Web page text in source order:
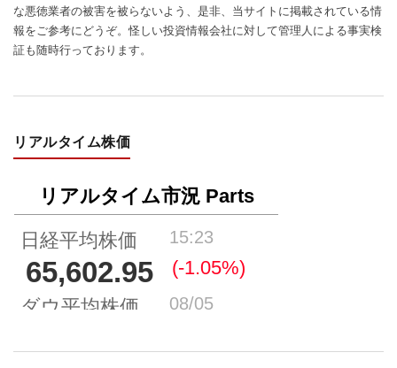
な悪徳業者の被害を被らないよう、是非、当サイトに掲載されている情
報をご参考にどうぞ。怪しい投資情報会社に対して管理人による事実検
証も随時行っております。
リアルタイム株価